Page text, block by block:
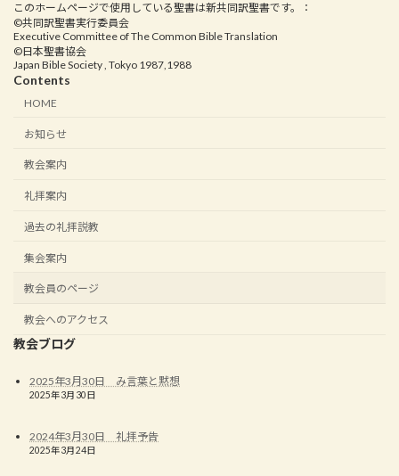
このホームページで使用している聖書は新共同訳聖書です。：
©︎共同訳聖書実行委員会
Executive Committee of The Common Bible Translation
©︎日本聖書協会
Japan Bible Society , Tokyo 1987,1988
Contents
HOME
お知らせ
教会案内
礼拝案内
過去の礼拝説教
集会案内
教会員のページ
教会へのアクセス
教会ブログ
2025年3月30日 み言葉と黙想
2025年3月30日
2024年3月30日 礼拝予告
2025年3月24日